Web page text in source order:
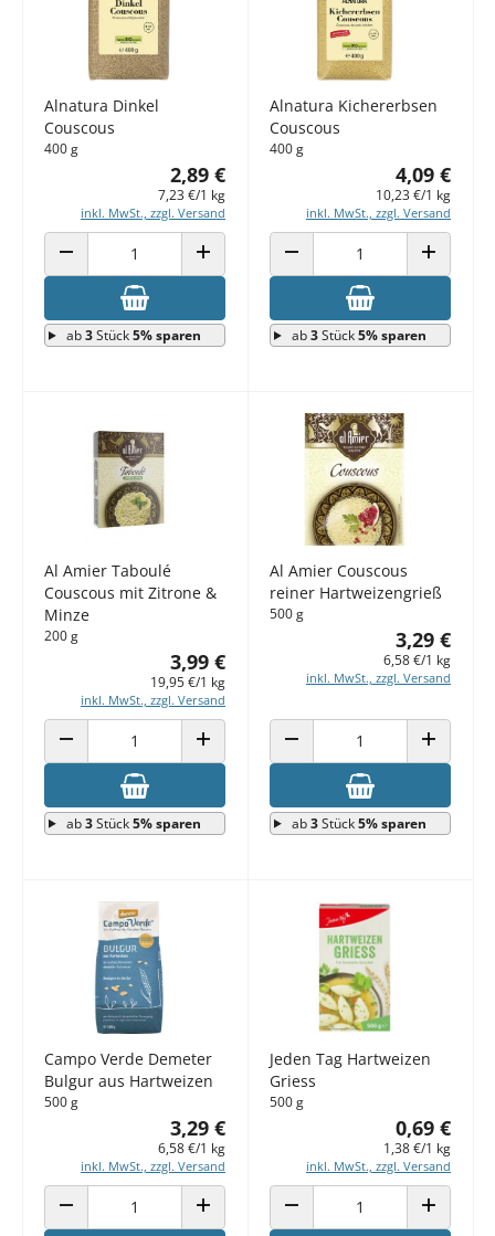
Alnatura Dinkel
Couscous
400 g
2,89 €
7,23 €/1 kg
inkl. MwSt., zzgl. Versand
ANZAHL VERRINGERN ANZAHL ERHÖHEN
ab3Stück5% sparen
Alnatura Kichererbsen
Couscous
400 g
4,09 €
10,23 €/1 kg
inkl. MwSt., zzgl. Versand
ANZAHL VERRINGERN ANZAHL
ab3Stück5% sparen
Al Amier Taboulé
Couscous mit Zitrone &
Minze
200 g
3,99 €
19,95 €/1 kg
inkl. MwSt., zzgl. Versand
ANZAHL VERRINGERN ANZAHL ERHÖHEN
ab3Stück5% sparen
Al Amier Couscous
reiner Hartweizengrieß
500 g
3,29 €
6,58 €/1 kg
inkl. MwSt., zzgl. Versand
ANZAHL VERRINGERN ANZAHL
ab3Stück5% sparen
Campo Verde Demeter
Bulgur aus Hartweizen
500 g
3,29 €
6,58 €/1 kg
inkl. MwSt., zzgl. Versand
ANZAHL VERRINGERN ANZAHL ERHÖHEN
Jeden Tag Hartweizen
Griess
500 g
0,69 €
1,38 €/1 kg
inkl. MwSt., zzgl. Versand
ANZAHL VERRINGERN ANZAHL